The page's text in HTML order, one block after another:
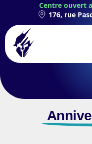
Centre ouvert
176, rue